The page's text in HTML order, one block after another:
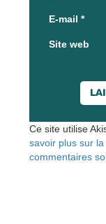
E-mail *
Site web
Ce site utilise
savoir plus sur
commentaires